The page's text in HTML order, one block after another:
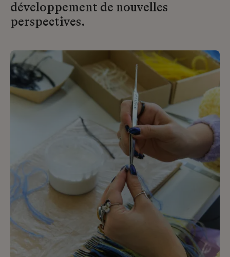
développement de nouvelles
perspectives.